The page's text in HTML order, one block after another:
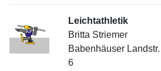
Leichtathletik
Position
Britta Striemer
Adresse
Babenhäuser Landstr.
6